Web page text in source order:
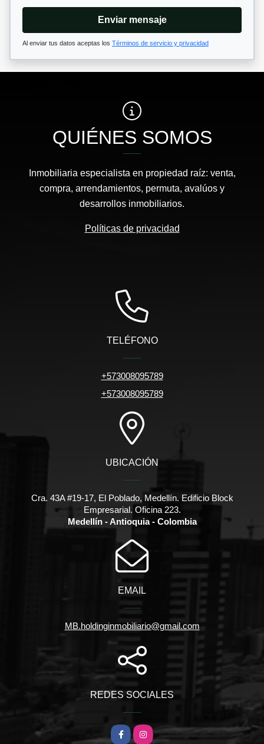
Enviar mensaje
Al enviar tus datos aceptas los Términos de servicio y privacidad
QUIÉNES SOMOS
Inmobiliaria especialista en propiedad raíz: venta,
compra, arrendamientos, permuta, avalúos y
desarrollos inmobiliarios.
Políticas de privacidad
TELÉFONO
+573008095789
+573008095789
UBICACIÓN
Cra. 43A #19-17, El Poblado, Medellín. Edificio Block
Empresarial. Oficina 223.
Medellín - Antioquia - Colombia
EMAIL
MB.holdinginmobiliario@gmail.com
REDES SOCIALES
FacebookInstagram